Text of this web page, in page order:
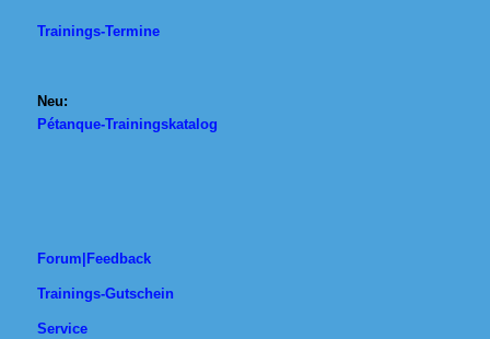
Trainings-Termine
Neu:
Pétanque-Trainingskatalog
Forum|Feedback
Trainings-Gutschein
Service